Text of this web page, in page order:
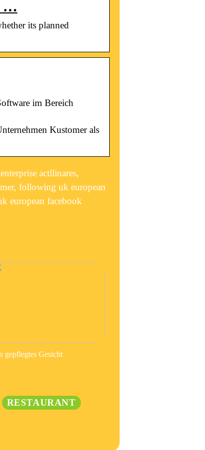
…
its planned
im Bereich
Kustomer als
actllinares,
following uk european
european facebook
gepflegtes Gesicht
RESTAURANT